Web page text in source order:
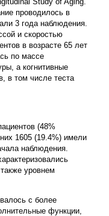
проводилось в
3 года наблюдения.
и скоростью
в возрасте 65 лет
по массе
а когнитивные
в том числе теста
(48%
1605 (19.4%) имели
наблюдения.
уровнем
с более
функции,